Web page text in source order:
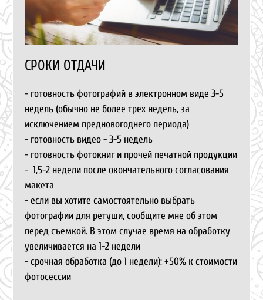
СРОКИ ОТДАЧИ
- готовность фотографий в электронном виде 3-5
недель (обычно не более трех недель, за
исключением предновогоднего периода)
- готовность видео - 3-5 недель
- готовность фотокниг и прочей печатной продукции
- 1,5-2 недели после окончательного согласования
макета
- если вы хотите самостоятельно выбрать
фотографии для ретуши, сообщите мне об этом
перед съемкой. В этом случае время на обработку
увеличивается на 1-2 недели
- срочная обработка (до 1 недели): +50% к стоимости
фотосессии